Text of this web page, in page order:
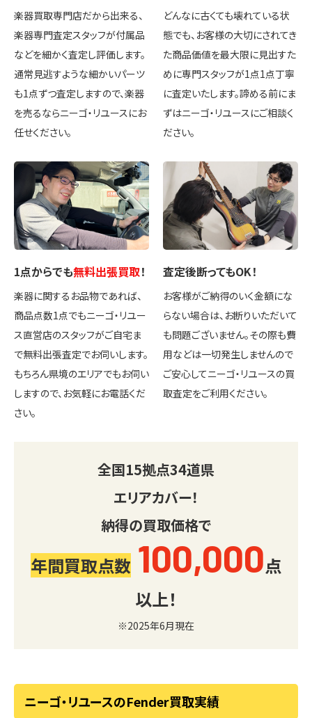
楽器買取専門店だから出来る、
楽器専門査定スタッフが付属品
などを細かく査定し評価します。
通常見逃すような細かいパーツ
も1点ずつ査定しますので、楽器
を売るならニーゴ・リユースにお
任せください。
どんなに古くても壊れている状
態でも、お客様の大切にされてき
た商品価値を最大限に見出すた
めに専門スタッフが1点1点丁寧
に査定いたします。諦める前にま
ずはニーゴ・リユースにご相談く
ださい。
1点からでも無料出張買取！
楽器に関するお品物であれば、
商品点数1点でもニーゴ・リユー
ス直営店のスタッフがご自宅ま
で無料出張査定でお伺いします。
もちろん県境のエリアでもお伺い
しますので、お気軽にお電話くだ
さい。
査定後断ってもOK！
お客様がご納得のいく金額にな
らない場合は、お断りいただいて
も問題ございません。その際も費
用などは一切発生しませんので
ご安心してニーゴ・リユースの買
取査定をご利用ください。
全国15拠点34道県
エリアカバー！
納得の買取価格で
年間買取点数 100,000点
以上！
※2025年6月現在
ニーゴ・リユースのFender買取実績